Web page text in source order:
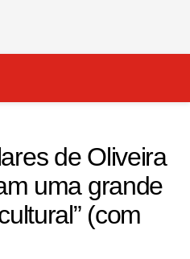
de Oliveira
uma grande
(com